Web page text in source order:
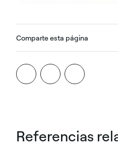
Comparte esta página
Referencias